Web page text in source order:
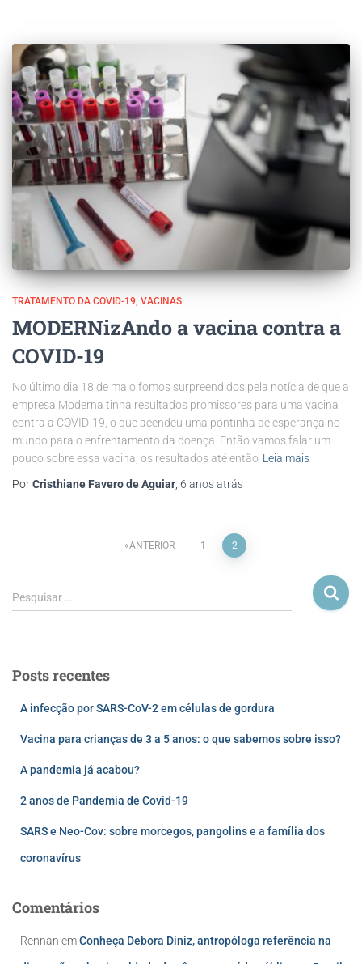
TRATAMENTO DA COVID-19 VACINAS
MODERNizAndo a vacina contra a
COVID-19
No último dia 18 de maio fomos surpreendidos pela notícia de que a
empresa Moderna tinha resultados promissores para uma vacina
contra a COVID-19, o que acendeu uma pontinha de esperança no
mundo para o enfrentamento da doença. Então vamos falar um
pouco sobre essa vacina, os resultados até então Leia mais
PorCristhiane Favero de Aguiar 6 anosatrás
ANTERIOR 1 2
Pesquisar …
Posts recentes
A infecção por SARS-CoV-2 em células de gordura
Vacina para crianças de 3 a 5 anos: o que sabemos sobre isso?
A pandemia já acabou?
2 anos de Pandemia de Covid-19
SARS e Neo-Cov: sobre morcegos, pangolins e a família dos
coronavírus
Comentários
Rennan emConheça Debora Diniz, antropóloga referência na